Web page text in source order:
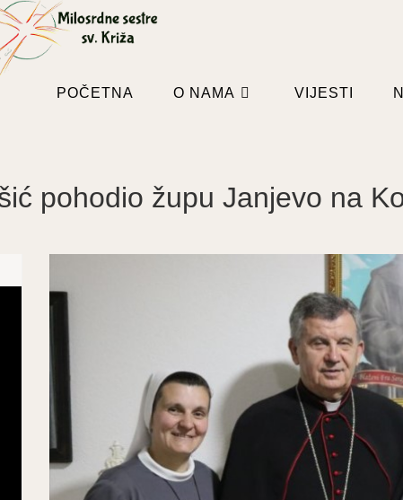
POČETNA O NAMA VIJESTI
pohodio župu Janjevo na